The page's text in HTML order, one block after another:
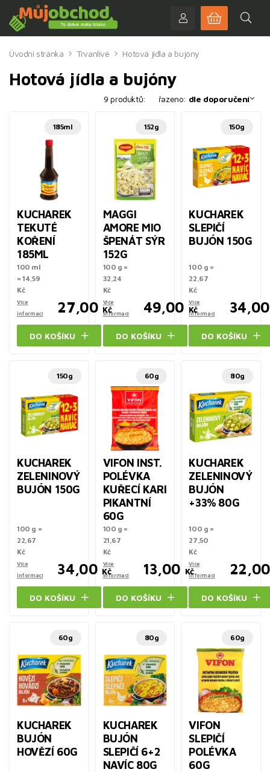
Úvodní stránka Trvanlivé Hotová jídla a bujóny
Hotová jídla a bujóny
9 produktů: řazeno: dle doporučení
185ml
KUCHAREK
TEKUTÉ
KOŘENÍ
185ML
100 ml
= 14,59
Kč
Více
informací
27,00 Kč
DO KOŠÍKU
152g
MAGGI
AMORE MIO
ŠPENÁT SÝR
152G
100 g =
32,24
Kč
Více
informací
49,00 Kč
DO KOŠÍKU
150g
KUCHAREK
SLEPIČÍ
BUJÓN 150G
100 g =
22,67
Kč
Více
informací
34,00
DO KOŠÍKU
150g
KUCHAREK
ZELENINOVÝ
BUJÓN 150G
100 g =
22,67
Kč
Více
informací
34,00 Kč
DO KOŠÍKU
60g
VIFON INST.
POLÉVKA
KUŘECÍ KARI
PIKANTNÍ
60G
100 g =
21,67
Kč
Více
informací
13,00 Kč
DO KOŠÍKU
80g
KUCHAREK
ZELENINOVÝ
BUJÓN
+33% 80G
100 g =
27,50
Kč
Více
informací
22,00
DO KOŠÍKU
60g
KUCHAREK
BUJÓN
HOVĚZÍ 60G
80g
KUCHAREK
BUJÓN
SLEPIČÍ 6+2
NAVÍC 80G
60g
VIFON
SLEPIČÍ
POLÉVKA
60G